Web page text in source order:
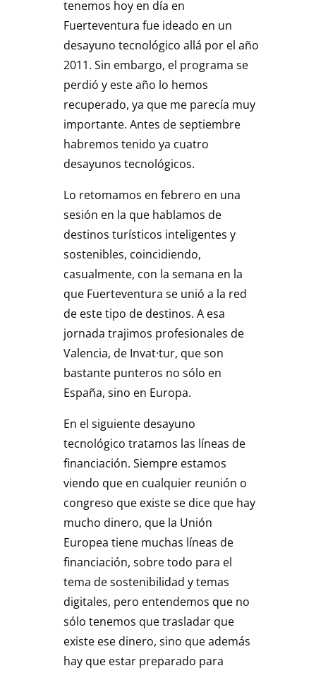
tenemos hoy en día en
Fuerteventura fue ideado en un
desayuno tecnológico allá por el año
2011. Sin embargo, el programa se
perdió y este año lo hemos
recuperado, ya que me parecía muy
importante. Antes de septiembre
habremos tenido ya cuatro
desayunos tecnológicos.
Lo retomamos en febrero en una
sesión en la que hablamos de
destinos turísticos inteligentes y
sostenibles, coincidiendo,
casualmente, con la semana en la
que Fuerteventura se unió a la red
de este tipo de destinos. A esa
jornada trajimos profesionales de
Valencia, de Invat·tur, que son
bastante punteros no sólo en
España, sino en Europa.
En el siguiente desayuno
tecnológico tratamos las líneas de
financiación. Siempre estamos
viendo que en cualquier reunión o
congreso que existe se dice que hay
mucho dinero, que la Unión
Europea tiene muchas líneas de
financiación, sobre todo para el
tema de sostenibilidad y temas
digitales, pero entendemos que no
sólo tenemos que trasladar que
existe ese dinero, sino que además
hay que estar preparado para